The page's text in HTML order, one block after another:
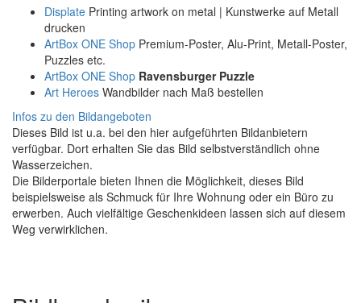
Displate Printing artwork on metal | Kunstwerke auf Metall
drucken
ArtBox ONE Shop Premium-Poster, Alu-Print, Metall-Poster,
Puzzles etc.
ArtBox ONE Shop Ravensburger Puzzle
Art Heroes Wandbilder nach Maß bestellen
Infos zu den Bildangeboten
Dieses Bild ist u.a. bei den hier aufgeführten Bildanbietern
verfügbar. Dort erhalten Sie das Bild selbstverständlich ohne
Wasserzeichen.
Die Bilderportale bieten Ihnen die Möglichkeit, dieses Bild
beispielsweise als Schmuck für Ihre Wohnung oder ein Büro zu
erwerben. Auch vielfältige Geschenkideen lassen sich auf diesem
Weg verwirklichen.